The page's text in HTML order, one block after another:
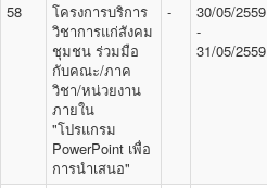
58
โครงการบริการ
วิชาการแก่สังคม
ชุมชน ร่วมมือ
กับคณะ/ภาค
วิชา/หน่วยงาน
ภายใน
"โปรแกรม
PowerPoint เพื่อ
การนำเสนอ"
-
30/05/2559
-
31/05/2559